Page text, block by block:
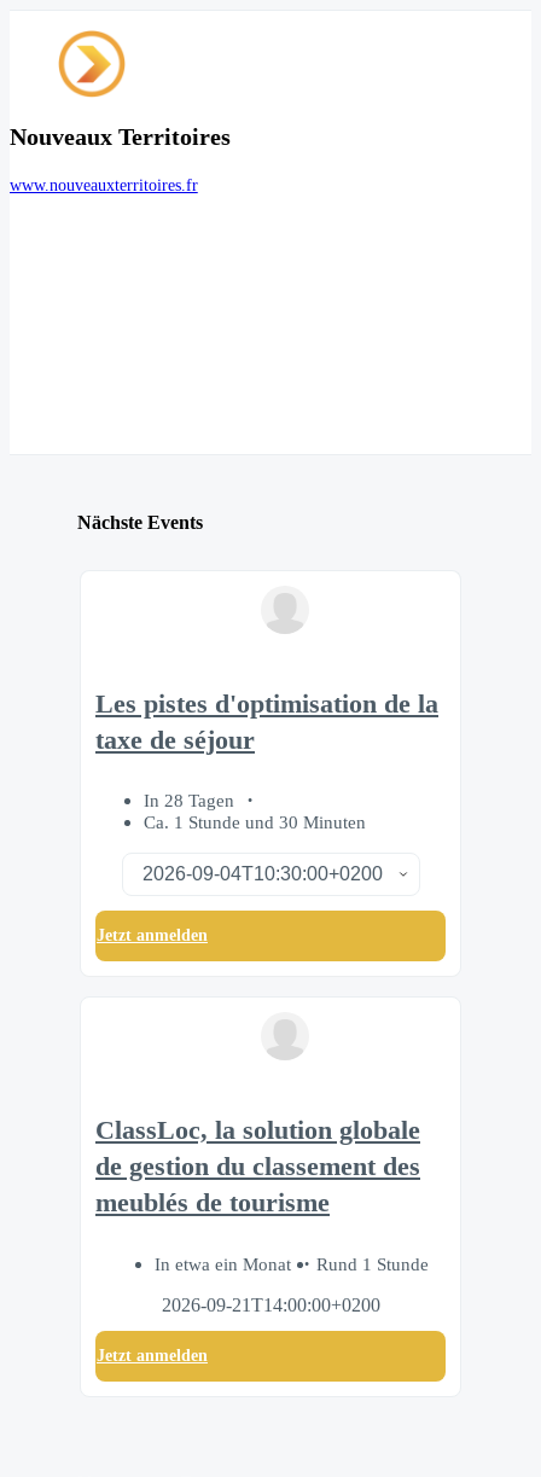
Nouveaux Territoires
www.nouveauxterritoires.fr
Nächste Events
Les pistes d'optimisation de la
taxe de séjour
In 28 Tagen
Ca. 1 Stunde und 30 Minuten
Jetzt anmelden
ClassLoc, la solution globale
de gestion du classement des
meublés de tourisme
In etwa ein Monat
Rund 1 Stunde
2026-09-21T14:00:00+0200
Jetzt anmelden